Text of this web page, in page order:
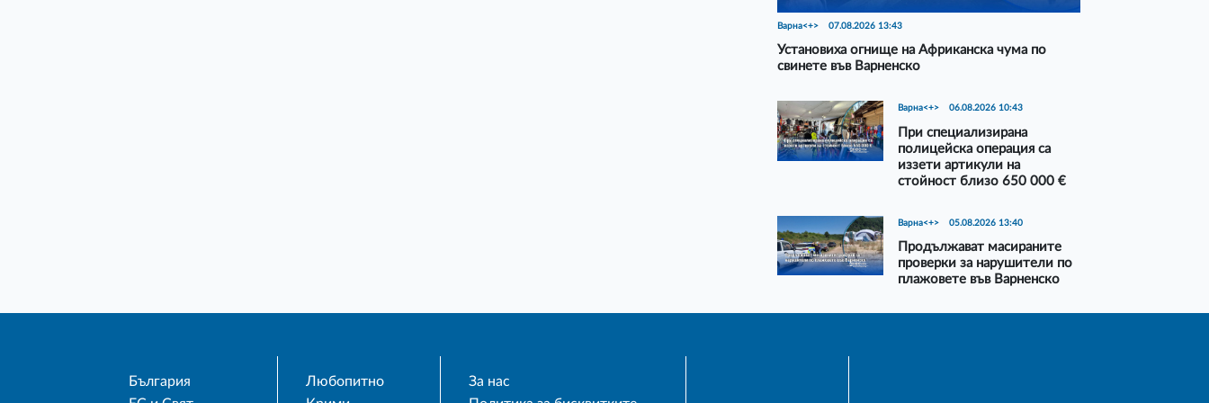
Варна<+> 07.08.2026 13:43
Установиха огнище на Африканска чума по
свинете във Варненско
Варна<+> 06.08.2026 10:43
При специализирана
полицейска операция са
иззети артикули на
стойност близо 650 000 €
Варна<+> 05.08.2026 13:40
Продължават масираните
проверки за нарушители по
плажовете във Варненско
България
Любопитно
За нас